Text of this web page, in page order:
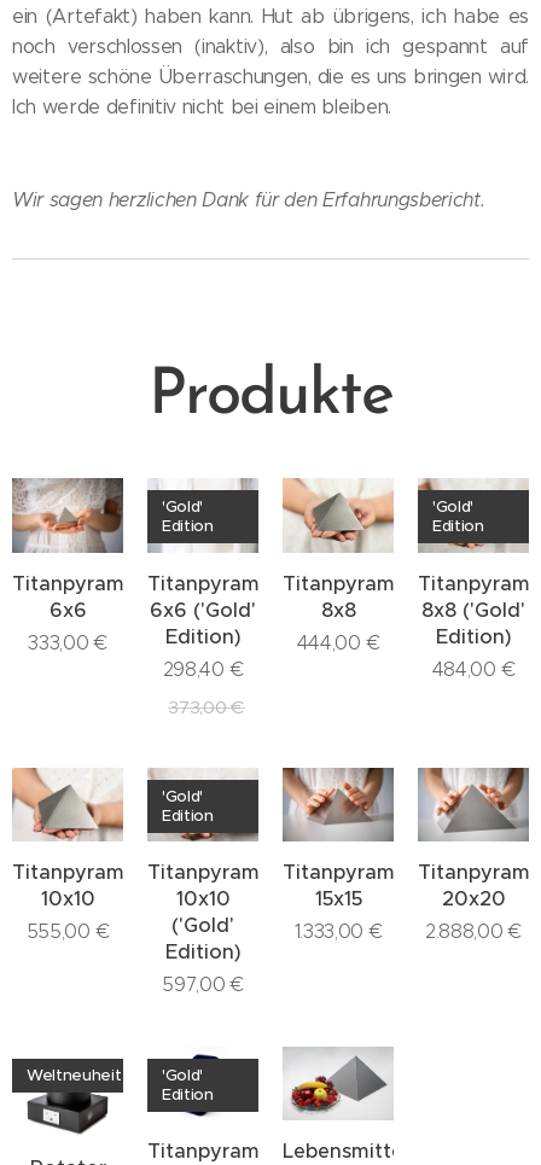
ein (Artefakt) haben kann. Hut ab übrigens, ich habe es
noch verschlossen (inaktiv), also bin ich gespannt auf
weitere schöne Überraschungen, die es uns bringen wird.
Ich werde definitiv nicht bei einem bleiben.
Wir sagen herzlichen Dank für den Erfahrungsbericht.
Produkte
Titanpyramide
6x6
333,00 €
Titanpyramide
6x6 ('Gold'
Edition)
'Gold'
Edition
298,40 €
373,00€
Titanpyramide
8x8
444,00 €
8x8 ('Gold'
Edition)
'Gold'
Edition
484,00 €
Titanpyramide
10x10
555,00 €
Titanpyramide
10x10
('Gold'
Edition)
'Gold'
Edition
597,00 €
Titanpyramide
15x15
1.333,00 €
20x20
2.888,00 €
Weltneuheit
Titanpyramide
'Gold'
Edition
Lebensmittelpyramide